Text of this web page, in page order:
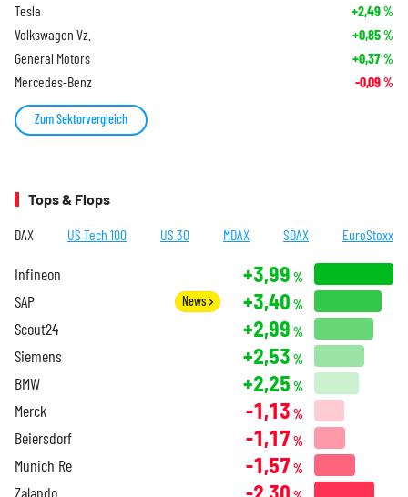
Tesla +2,49%
Volkswagen Vz. +0,85%
General Motors +0,37%
Mercedes-Benz -0,09%
Zum Sektorvergleich
Tops & Flops
DAX US Tech 100 US 30 MDAX SDAX EuroStoxx
Infineon +3,99 %
SAP News +3,40 %
Scout24 +2,99 %
Siemens +2,53 %
BMW +2,25 %
Merck -1,13 %
Beiersdorf -1,17 %
Munich Re -1,57 %
Zalando